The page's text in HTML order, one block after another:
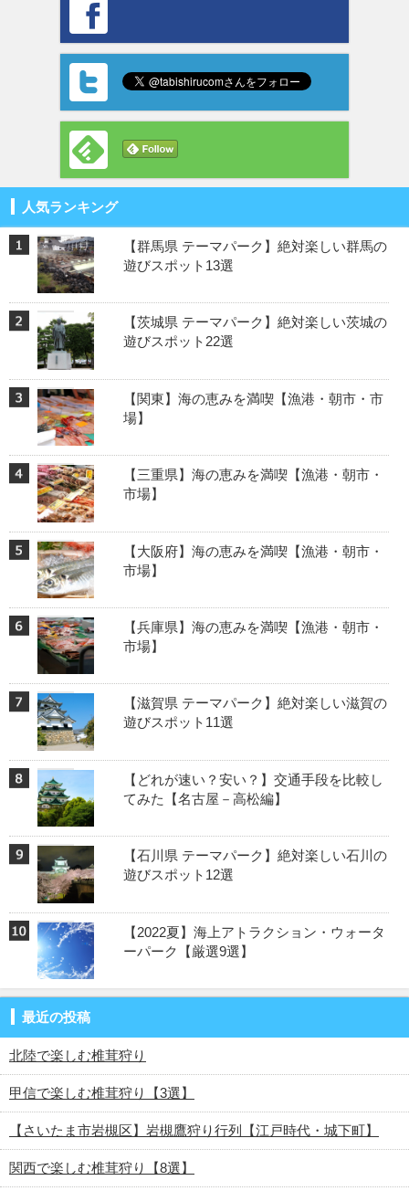
人気ランキング
【群馬県 テーマパーク】絶対楽しい群馬の
遊びスポット13選
【茨城県 テーマパーク】絶対楽しい茨城の
遊びスポット22選
【関東】海の恵みを満喫【漁港・朝市・市
場】
【三重県】海の恵みを満喫【漁港・朝市・
市場】
【大阪府】海の恵みを満喫【漁港・朝市・
市場】
【兵庫県】海の恵みを満喫【漁港・朝市・
市場】
【滋賀県 テーマパーク】絶対楽しい滋賀の
遊びスポット11選
【どれが速い？安い？】交通手段を比較し
てみた【名古屋－高松編】
【石川県 テーマパーク】絶対楽しい石川の
遊びスポット12選
【2022夏】海上アトラクション・ウォータ
ーパーク【厳選9選】
最近の投稿
北陸で楽しむ椎茸狩り
甲信で楽しむ椎茸狩り【3選】
【さいたま市岩槻区】岩槻鷹狩り行列【江戸時代・城下町】
関西で楽しむ椎茸狩り【8選】